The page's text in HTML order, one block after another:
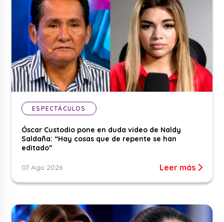
ESPECTÁCULOS
Óscar Custodio pone en duda video de Naldy
Saldaña: “Hay cosas que de repente se han
editado”
07 Ago 2026 Leer más